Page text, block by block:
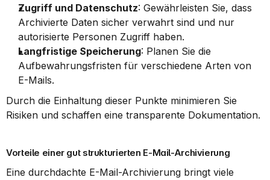
Zugriff und Datenschutz: Gewährleisten Sie, dass
Archivierte Daten sicher verwahrt sind und nur
autorisierte Personen Zugriff haben.
Langfristige Speicherung: Planen Sie die
Aufbewahrungsfristen für verschiedene Arten von
E-Mails.
Durch die Einhaltung dieser Punkte minimieren Sie
Risiken und schaffen eine transparente Dokumentation.
Vorteile einer gut strukturierten E-Mail-Archivierung
Eine durchdachte E-Mail-Archivierung bringt viele